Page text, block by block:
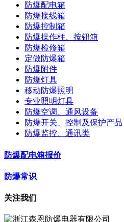
防爆配电箱
防爆接线箱
防爆控制箱
防爆操作柱、按钮箱
防爆检修箱
定做防爆箱
防爆附件
防爆灯具
移动防爆照明
专业照明灯具
防爆空调、通风设备
防爆开关、控制及保护产品
防爆监控、通讯类
防爆配电箱报价
防爆常识
关注我们